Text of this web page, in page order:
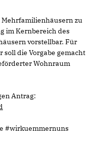
zu
im Kernbereich des
vorstellbar. Für
die Vorgabe gemacht
Wohnraum
Antrag:
#wirkuemmernuns